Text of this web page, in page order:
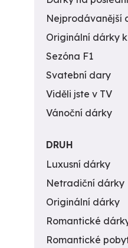
Nejprodávanější
Originální dárky
Sezóna F1
Svatební dary
Viděli jste v TV
Vánoční dárky
DRUH
Luxusní dárky
Netradiční dárky
Originální dárky
Romantické
Romantické